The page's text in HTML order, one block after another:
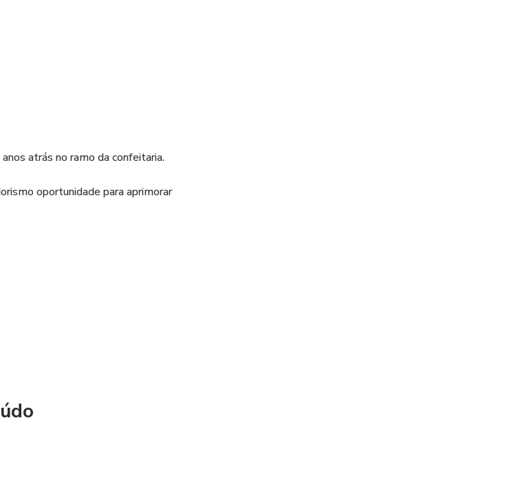
atrás no ramo da confeitaria.
oportunidade para aprimorar